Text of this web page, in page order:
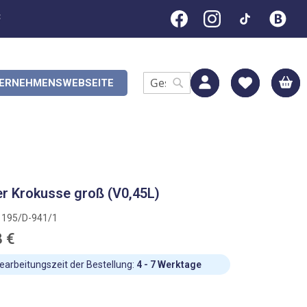
Search Search
Krokusse groß (V0,45L)
D-941/1
€
der Bestellung: 4 - 7 Werktage